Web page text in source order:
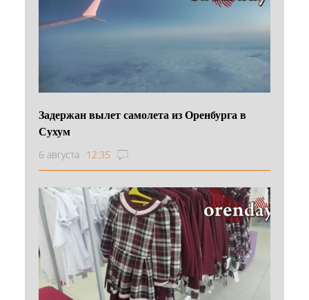
Задержан вылет самолета из Оренбурга в
Сухум
6 августа 12:35